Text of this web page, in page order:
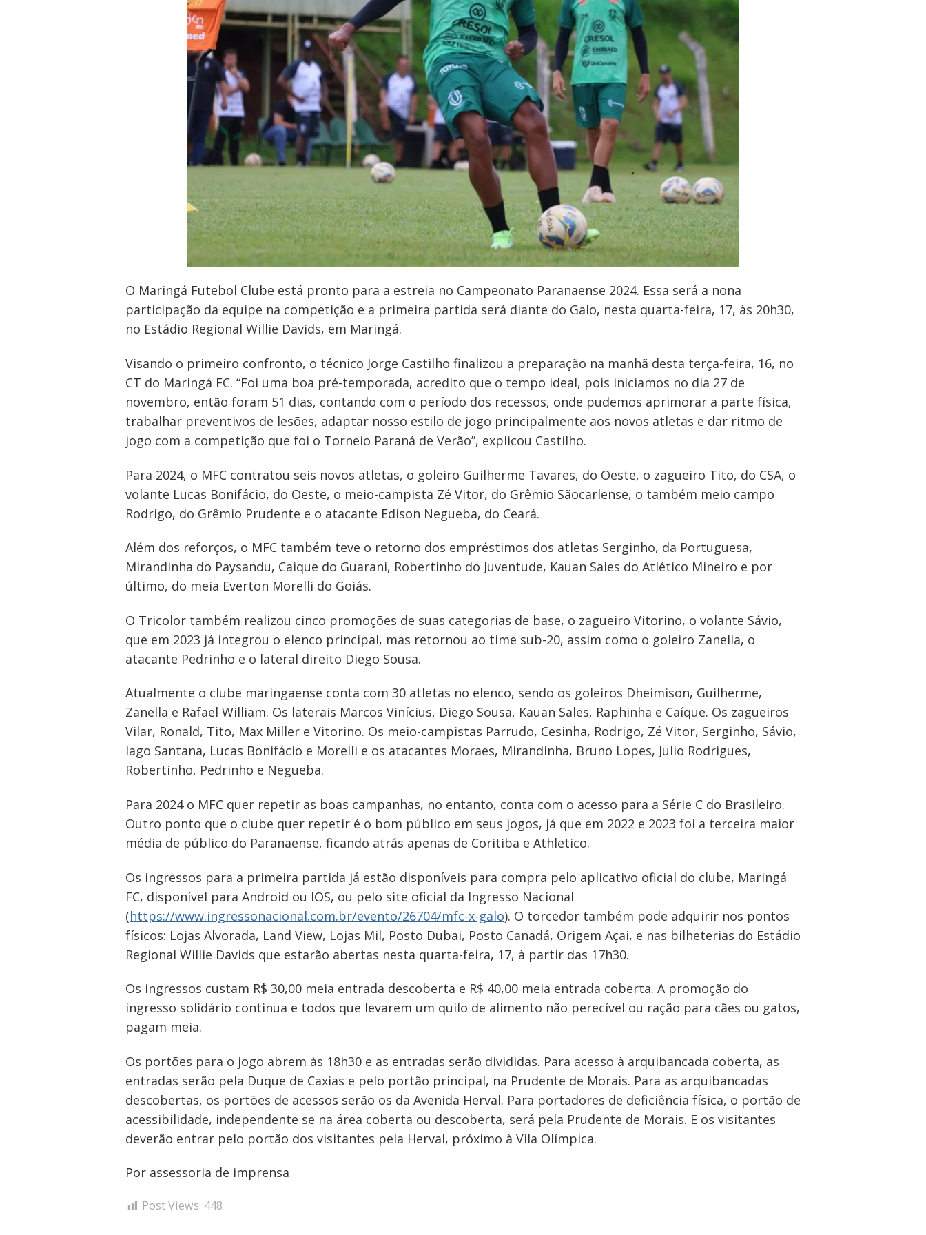
O Maringá Futebol Clube está pronto para a estreia no Campeonato Paranaense 2024. Essa será a nona
participação da equipe na competição e a primeira partida será diante do Galo, nesta quarta-feira, 17, às 20h30,
no Estádio Regional Willie Davids, em Maringá.
Visando o primeiro confronto, o técnico Jorge Castilho finalizou a preparação na manhã desta terça-feira, 16, no
CT do Maringá FC. “Foi uma boa pré-temporada, acredito que o tempo ideal, pois iniciamos no dia 27 de
novembro, então foram 51 dias, contando com o período dos recessos, onde pudemos aprimorar a parte física,
trabalhar preventivos de lesões, adaptar nosso estilo de jogo principalmente aos novos atletas e dar ritmo de
jogo com a competição que foi o Torneio Paraná de Verão”, explicou Castilho.
Para 2024, o MFC contratou seis novos atletas, o goleiro Guilherme Tavares, do Oeste, o zagueiro Tito, do CSA, o
volante Lucas Bonifácio, do Oeste, o meio-campista Zé Vitor, do Grêmio Sãocarlense, o também meio campo
Rodrigo, do Grêmio Prudente e o atacante Edison Negueba, do Ceará.
Além dos reforços, o MFC também teve o retorno dos empréstimos dos atletas Serginho, da Portuguesa,
Mirandinha do Paysandu, Caique do Guarani, Robertinho do Juventude, Kauan Sales do Atlético Mineiro e por
último, do meia Everton Morelli do Goiás.
O Tricolor também realizou cinco promoções de suas categorias de base, o zagueiro Vitorino, o volante Sávio,
que em 2023 já integrou o elenco principal, mas retornou ao time sub-20, assim como o goleiro Zanella, o
atacante Pedrinho e o lateral direito Diego Sousa.
Atualmente o clube maringaense conta com 30 atletas no elenco, sendo os goleiros Dheimison, Guilherme,
Zanella e Rafael William. Os laterais Marcos Vinícius, Diego Sousa, Kauan Sales, Raphinha e Caíque. Os zagueiros
Vilar, Ronald, Tito, Max Miller e Vitorino. Os meio-campistas Parrudo, Cesinha, Rodrigo, Zé Vitor, Serginho, Sávio,
Iago Santana, Lucas Bonifácio e Morelli e os atacantes Moraes, Mirandinha, Bruno Lopes, Julio Rodrigues,
Robertinho, Pedrinho e Negueba.
Para 2024 o MFC quer repetir as boas campanhas, no entanto, conta com o acesso para a Série C do Brasileiro.
Outro ponto que o clube quer repetir é o bom público em seus jogos, já que em 2022 e 2023 foi a terceira maior
média de público do Paranaense, ficando atrás apenas de Coritiba e Athletico.
Os ingressos para a primeira partida já estão disponíveis para compra pelo aplicativo oficial do clube, Maringá
FC, disponível para Android ou IOS, ou pelo site oficial da Ingresso Nacional
(https://www.ingressonacional.com.br/evento/26704/mfc-x-galo). O torcedor também pode adquirir nos pontos
físicos: Lojas Alvorada, Land View, Lojas Mil, Posto Dubai, Posto Canadá, Origem Açai, e nas bilheterias do Estádio
Regional Willie Davids que estarão abertas nesta quarta-feira, 17, à partir das 17h30.
Os ingressos custam R$ 30,00 meia entrada descoberta e R$ 40,00 meia entrada coberta. A promoção do
ingresso solidário continua e todos que levarem um quilo de alimento não perecível ou ração para cães ou gatos,
pagam meia.
Os portões para o jogo abrem às 18h30 e as entradas serão divididas. Para acesso à arquibancada coberta, as
entradas serão pela Duque de Caxias e pelo portão principal, na Prudente de Morais. Para as arquibancadas
descobertas, os portões de acessos serão os da Avenida Herval. Para portadores de deficiência física, o portão de
acessibilidade, independente se na área coberta ou descoberta, será pela Prudente de Morais. E os visitantes
deverão entrar pelo portão dos visitantes pela Herval, próximo à Vila Olímpica.
Por assessoria de imprensa
Post Views: 448